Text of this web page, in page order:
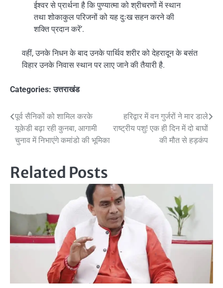
ईश्वर से प्रार्थना है कि पुण्यात्मा को श्रीचरणों में स्थान
तथा शोकाकुल परिजनों को यह दुःख सहन करने की
शक्ति प्रदान करें’.
वहीं, उनके निधन के बाद उनके पार्थिव शरीर को देहरादून के बसंत
विहार उनके निवास स्थान पर लाए जाने की तैयारी है.
Categories:उत्तराखंड
Post
navigation
पूर्व सैनिकों को शामिल करके
यूकेडी बढ़ा रही कुनबा, आगामी
चुनाव में निभाएंगे कमांडो की भूमिका
हरिद्वार में वन गुर्जरों ने मार डाले
राष्ट्रीय पशु! एक ही दिन में दो बाघों
की मौत से हड़कंप
Related Posts